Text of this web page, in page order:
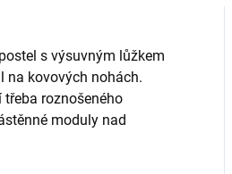
s výsuvným lůžkem
na kovových nohách.
roznošeného
moduly nad